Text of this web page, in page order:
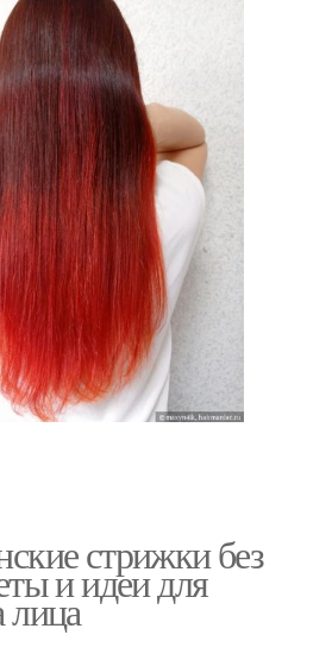
стрижки без
и идеи для
лица